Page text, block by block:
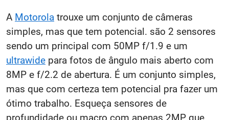
A Motorola trouxe um conjunto de câmeras
simples, mas que tem potencial. são 2 sensores
sendo um principal com 50MP f/1.9 e um
ultrawide para fotos de ângulo mais aberto com
8MP e f/2.2 de abertura. É um conjunto simples,
mas que com certeza tem potencial pra fazer um
ótimo trabalho. Esqueça sensores de